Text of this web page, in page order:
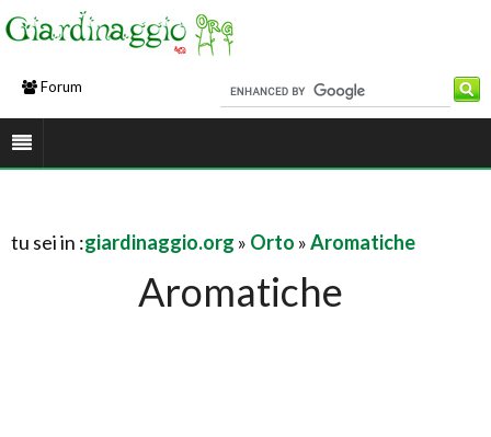
Forum
tu sei in :giardinaggio.org » Orto »Aromatiche
Aromatiche